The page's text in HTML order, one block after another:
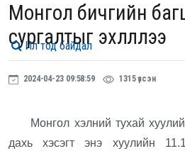
Монгол бичгийн
сургалтыг эхлүүллээ
2024-04-23 09:58:59 1315 үзсэн
Монгол хэлний тухай
дахь хэсэгт энэ хуулийн
Ил тод байдал